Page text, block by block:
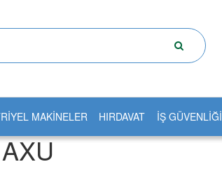
MAKİNELER HIRDAVAT İŞ GÜVENLİĞİ
AXU